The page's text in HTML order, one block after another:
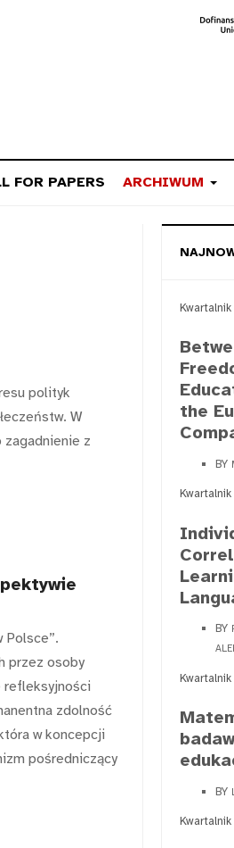
FOR PAPERS ARCHIWUM
polityk
W
zagadnienie z
Polsce”.
przez osoby
refleksyjności
zdolność
w koncepcji
pośredniczący
the
BY
BY
BY